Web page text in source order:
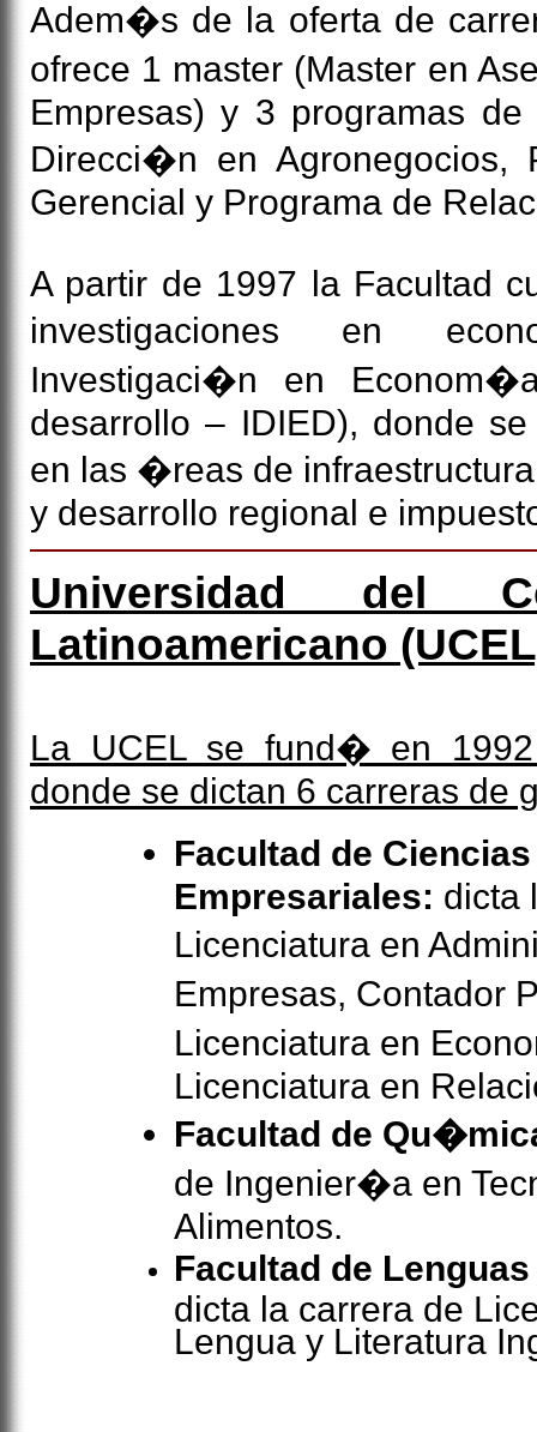
Adem�s de la oferta de
ofrece 1 master (Master en
Empresas) y 3 programas
Direcci�n en Agronegocios,
Gerencial y Programa de
A partir de 1997 la Facultad
investigaciones en
Investigaci�n en
desarrollo – IDIED), donde
en las �reas de
y desarrollo regional e
Universidad del
Latinoamericano
La UCEL se fund� en
donde se dictan 6 carreras de
Facultad de
Empresariales: dicta
Licenciatura en
Empresas, Contador
Licenciatura en
Licenciatura en
Facultad de
de Ingenier�a en
Alimentos.
Facultad de
dicta la carrera de
Lengua y Literatura